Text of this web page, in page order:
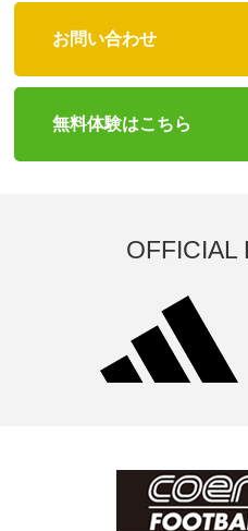
お問い合わせ
無料体験はこちら
OFFICIAL